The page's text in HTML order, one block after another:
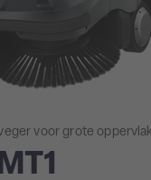
voor grote